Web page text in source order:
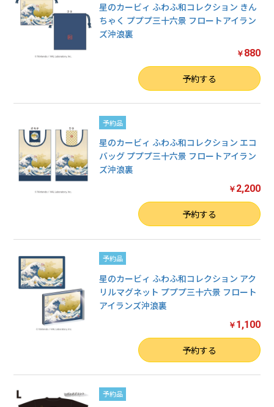
星のカービィ ふわふ和コレクション きん
ちゃく プププ三十六景 フロートアイラン
ズ沖浪裏
￥ 880
予約する
予約品
星のカービィ ふわふ和コレクション エコ
バッグ プププ三十六景 フロートアイラン
ズ沖浪裏
￥ 2,200
予約する
予約品
星のカービィ ふわふ和コレクション アク
リルマグネット プププ三十六景 フロート
アイランズ沖浪裏
￥ 1,100
予約する
予約品
お買い物を続ける